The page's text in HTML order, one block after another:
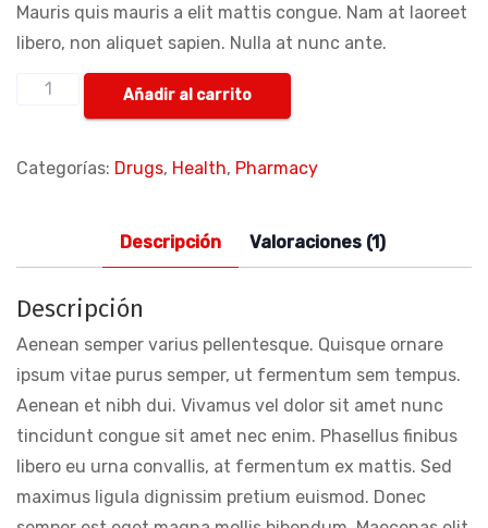
Mauris quis mauris a elit mattis congue. Nam at laoreet
libero, non aliquet sapien. Nulla at nunc ante.
Añadir al carrito
Categorías: Drugs, Health, Pharmacy
Descripción Valoraciones (1)
Descripción
Aenean semper varius pellentesque. Quisque ornare
ipsum vitae purus semper, ut fermentum sem tempus.
Aenean et nibh dui. Vivamus vel dolor sit amet nunc
tincidunt congue sit amet nec enim. Phasellus finibus
libero eu urna convallis, at fermentum ex mattis. Sed
maximus ligula dignissim pretium euismod. Donec